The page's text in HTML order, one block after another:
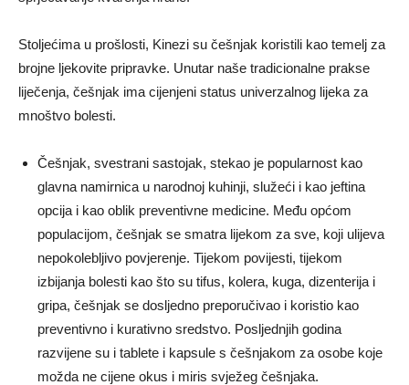
Stoljećima u prošlosti, Kinezi su češnjak koristili kao temelj za
brojne ljekovite pripravke. Unutar naše tradicionalne prakse
liječenja, češnjak ima cijenjeni status univerzalnog lijeka za
mnoštvo bolesti.
Češnjak, svestrani sastojak, stekao je popularnost kao
glavna namirnica u narodnoj kuhinji, služeći i kao jeftina
opcija i kao oblik preventivne medicine. Među općom
populacijom, češnjak se smatra lijekom za sve, koji ulijeva
nepokolebljivo povjerenje. Tijekom povijesti, tijekom
izbijanja bolesti kao što su tifus, kolera, kuga, dizenterija i
gripa, češnjak se dosljedno preporučivao i koristio kao
preventivno i kurativno sredstvo. Posljednjih godina
razvijene su i tablete i kapsule s češnjakom za osobe koje
možda ne cijene okus i miris svježeg češnjaka.